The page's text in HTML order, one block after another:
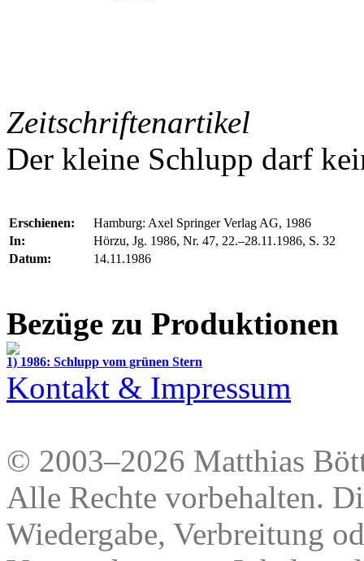
Zeitschriftenartikel
Der kleine Schlupp darf
Erschienen:
Hamburg: Axel Springer Verlag AG, 1986
In:
Hörzu, Jg. 1986, Nr. 47, 22.–28.11.1986, S. 32
Datum:
14.11.1986
Bezüge zu Produktionen
1) 1986: Schlupp vom grünen Stern
Kontakt & Impressum
© 2003–2026 Matthias
Alle Rechte vorbehalten.
Wiedergabe, Verbreitung